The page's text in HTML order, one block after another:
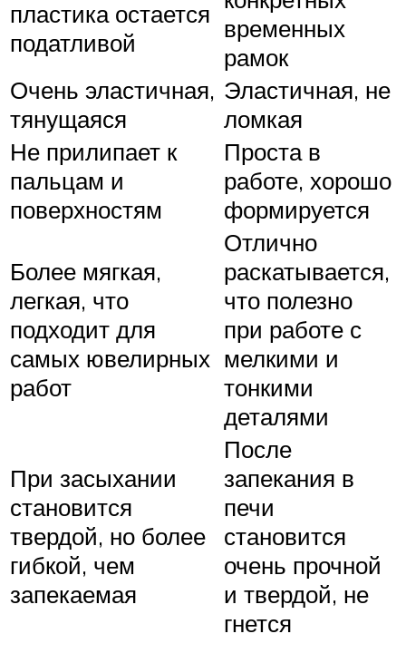
пластика остается
податливой
временных
рамок
Очень эластичная,
тянущаяся
Эластичная, не
ломкая
Не прилипает к
пальцам и
поверхностям
Проста в
работе, хорошо
формируется
Более мягкая,
легкая, что
подходит для
самых ювелирных
работ
Отлично
раскатывается,
что полезно
при работе с
мелкими и
тонкими
деталями
При засыхании
становится
твердой, но более
гибкой, чем
запекаемая
После
запекания в
печи
становится
очень прочной
и твердой, не
гнется